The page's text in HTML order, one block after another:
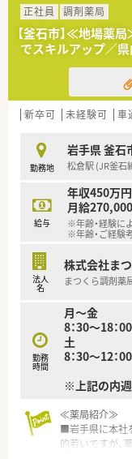
正社員
調剤薬局
【釜石市】≪地場薬
でスキルアップ／
新卒可 未経験可 車
勤務地
岩手県 釜石
松倉駅 (JR釜石
給与
年収450万
月給
※年齢・経験に
※年齢・ご経験
法人
名
株式会社ま
まつくら調剤薬
勤務
時間
月～金
8：30～18：
土
8：30～12：
※上記の内
≪薬局紹介≫
■岩手県に本社
的若いですが、